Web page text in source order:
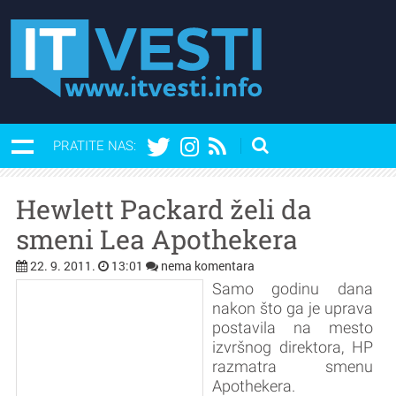
PRATITE NAS:
Hewlett Packard želi da
smeni Lea Apothekera
22. 9. 2011. 13:01 nema komentara
Samo godinu dana
nakon što ga je uprava
postavila na mesto
izvršnog direktora, HP
razmatra smenu
Apothekera.